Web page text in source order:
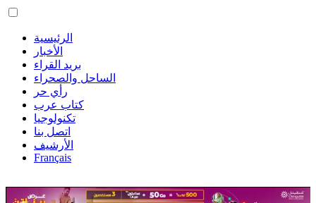
الرئيسية
الأخبار
بريد القراء
الساحل والصحراء
رأي حر
كتاب عرب
تكنولوجيا
اتصل بنا
الأرشيف
Français